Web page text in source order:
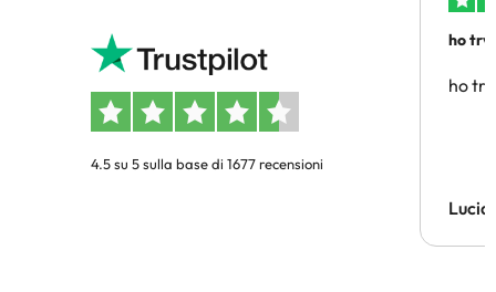
4.5 su 5 sulla base di 1677 recensioni
ho
ho
Lucia